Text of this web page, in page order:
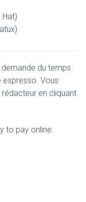
Hat)
du temps
Vous
en cliquant